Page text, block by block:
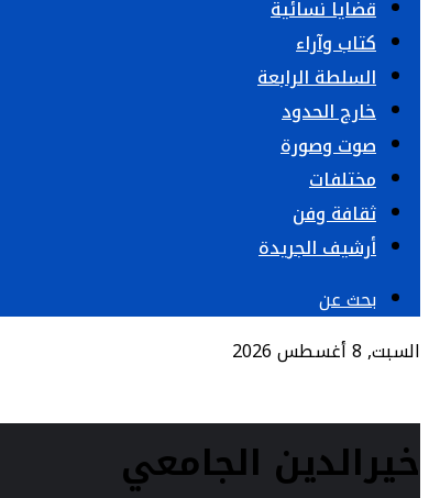
قضايا نسائية
كتاب وآراء
السلطة الرابعة
خارج الحدود
صوت وصورة
مختلفات
ثقافة وفن
أرشيف الجريدة
بحث عن
السبت, 8 أغسطس 2026
خيرالدين الجامعي